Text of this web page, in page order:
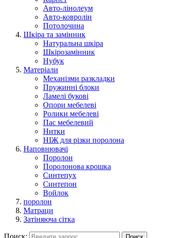
Авто-лінолеум
Авто-ковролін
Потолочина
Шкіра та замінник
Натуральна шкіра
Шкірозамінник
Нубук
Матеріали
Механізми разкладки
Пружинні блоки
Ламелі букові
Опори мебелеві
Ролики мебелеві
Пас мебелевий
Нитки
НІЖ для різки поролона
Наповнювачі
Поролон
Поролонова крошка
Синтепух
Синтепон
Войлок
поролон
Матраци
Затіняюча сітка
Поиск: